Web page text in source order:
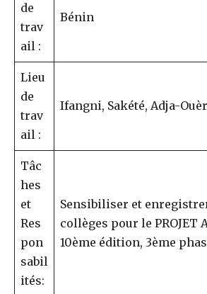
de
trav
ail :
Bénin
Lieu
de
trav
ail :
Ifangni, Sakété, Adja-
Tâc
hes
et
Res
pon
sabil
ités:
Sensibiliser et
collèges pour le PROJET
10ème édition, 3ème